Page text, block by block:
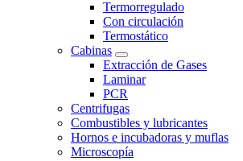
Termorregulado
Con circulación
Termostático
Cabinas
Extracción de Gases
Laminar
PCR
Centrifugas
Combustibles y lubricantes
Hornos e incubadoras y muflas
Microscopía